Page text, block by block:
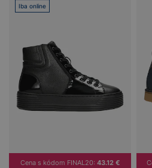
Iba online
Cena s kódom FINAL20: 43.12 €